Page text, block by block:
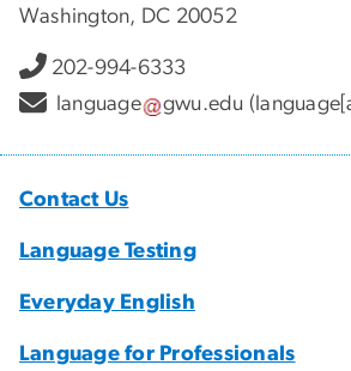
Washington, DC 20052
202-994-6333
language
gwu.edu
Contact Us
Language Testing
Everyday English
Language for Professionals